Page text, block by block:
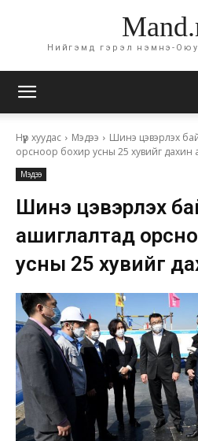
Нийгэмд гэрэл нэмнэ-
Нүүр хуудас Мэдээ
Шинэ цэвэрлэх
орсноор бохир усны 25 хувийг дахин
Мэдээ
Шинэ цэвэрлэх
ашиглалтад
усны 25 хувийг